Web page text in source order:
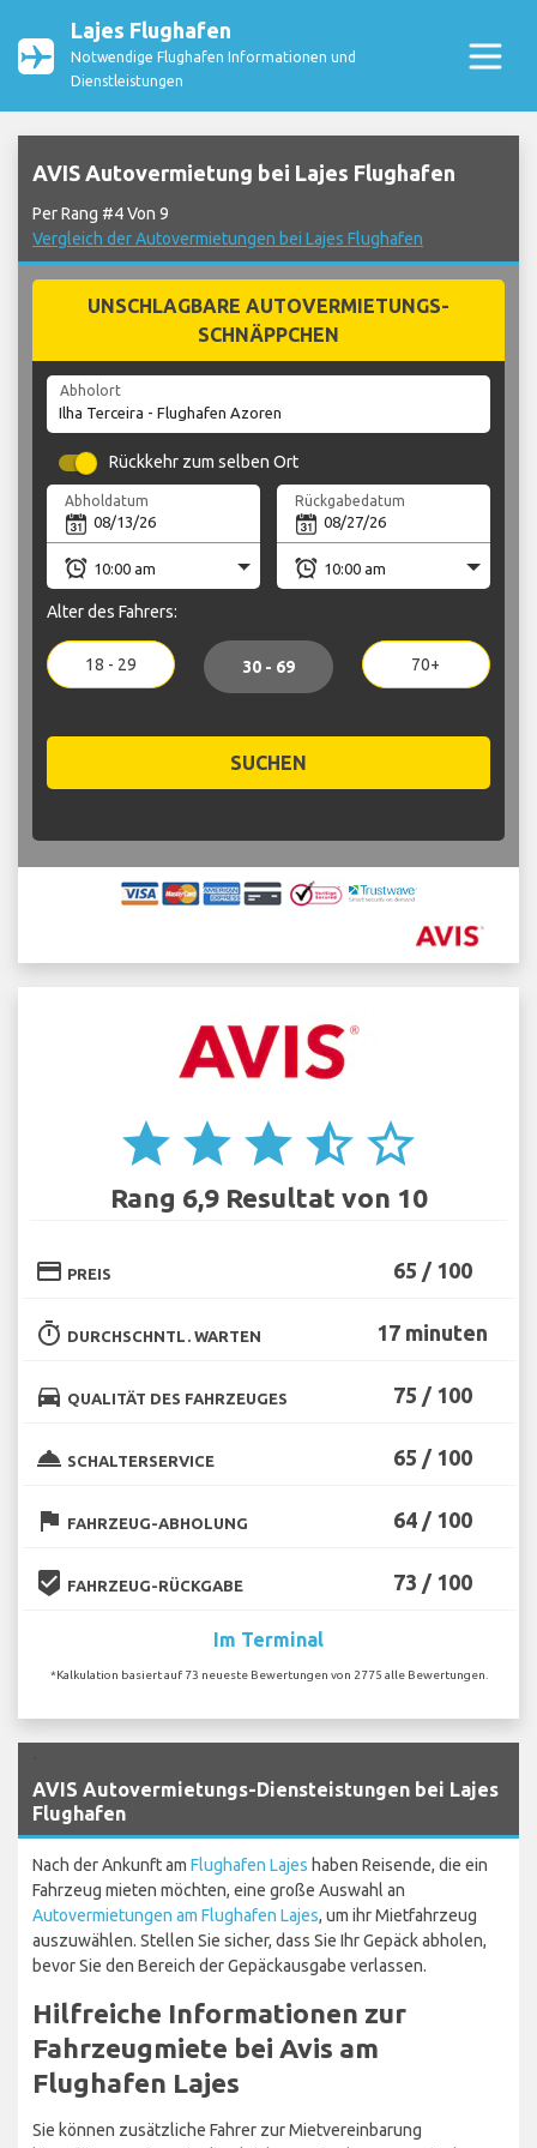
Lajes Flughafen
Notwendige Flughafen Informationen und
Dienstleistungen
AVIS Autovermietung bei Lajes Flughafen
Per Rang #4 Von 9
Vergleich der Autovermietungen bei Lajes Flughafen
UNSCHLAGBARE AUTOVERMIETUNGS-
SCHNÄPPCHEN
Abholort
Rückkehr zum selben Ort
Abholdatum Rückgabedatum
Alter des Fahrers:
18 - 29 30 - 69 70+
SUCHEN
star star star star_half star_border
Rang 6,9 Resultat von 10
credit_card PREIS 65 / 100
timer DURCHSCHNTL. WARTEN 17 minuten
directions_car QUALITÄT DES FAHRZEUGES 75 / 100
room_service SCHALTERSERVICE 65 / 100
flag FAHRZEUG-ABHOLUNG 64 / 100
beenhere FAHRZEUG-RÜCKGABE 73 / 100
Im Terminal
*Kalkulation basiert auf 73 neueste Bewertungen von 2775 alle Bewertungen.
AVIS Autovermietungs-Diensteistungen bei Lajes
Flughafen
Nach der Ankunft am Flughafen Lajes haben Reisende, die ein
Fahrzeug mieten möchten, eine große Auswahl an
Autovermietungen am Flughafen Lajes, um ihr Mietfahrzeug
auszuwählen. Stellen Sie sicher, dass Sie Ihr Gepäck abholen,
bevor Sie den Bereich der Gepäckausgabe verlassen.
Hilfreiche Informationen zur
Fahrzeugmiete bei Avis am
Flughafen Lajes
Sie können zusätzliche Fahrer zur Mietvereinbarung